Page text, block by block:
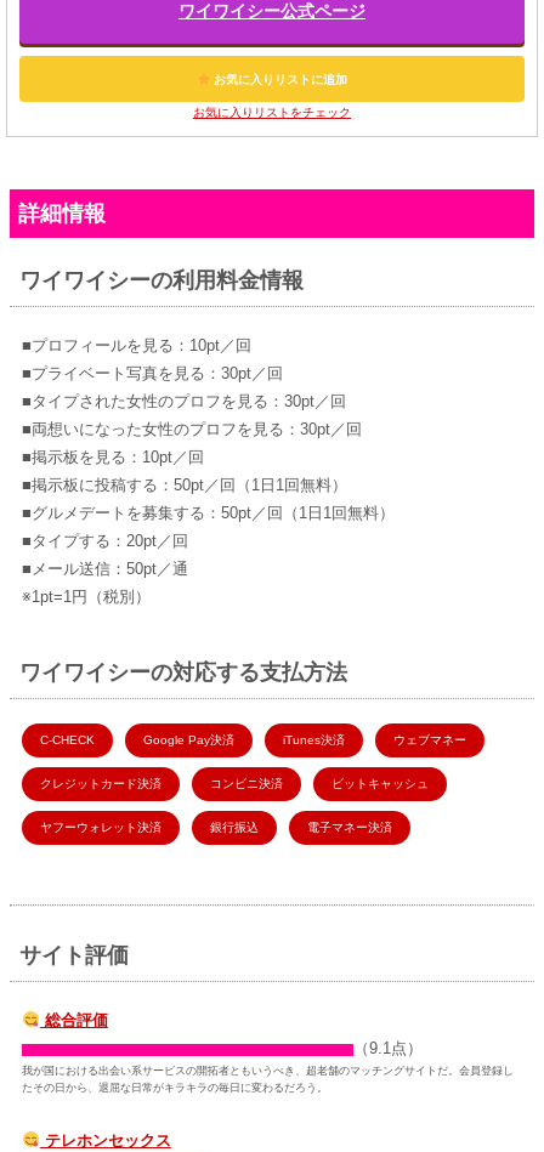
ワイワイシー公式ページ
お気に入りリストに追加
お気に入りリストをチェック
詳細情報
ワイワイシーの利用料金情報
■プロフィールを見る：10pt／回
■プライベート写真を見る：30pt／回
■タイプされた女性のプロフを見る：30pt／回
■両想いになった女性のプロフを見る：30pt／回
■掲示板を見る：10pt／回
■掲示板に投稿する：50pt／回（1日1回無料）
■グルメデートを募集する：50pt／回（1日1回無料）
■タイプする：20pt／回
■メール送信：50pt／通
※1pt=1円（税別）
ワイワイシーの対応する支払方法
C-CHECK Google Pay決済 iTunes決済 ウェブマネー
クレジットカード決済 コンビニ決済 ビットキャッシュ
ヤフーウォレット決済 銀行振込 電子マネー決済
サイト評価
総合評価
（9.1点）
我が国における出会い系サービスの開拓者ともいうべき、超老舗のマッチングサイトだ。会員登録し
たその日から、退屈な日常がキラキラの毎日に変わるだろう。
テレホンセックス